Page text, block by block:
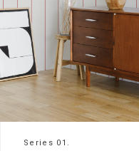
Series 01.